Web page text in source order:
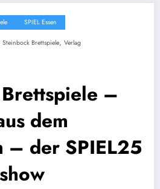
SPIEL Essen
Steinbock Brettspiele, Verlag
–
dem
– der SPIEL25